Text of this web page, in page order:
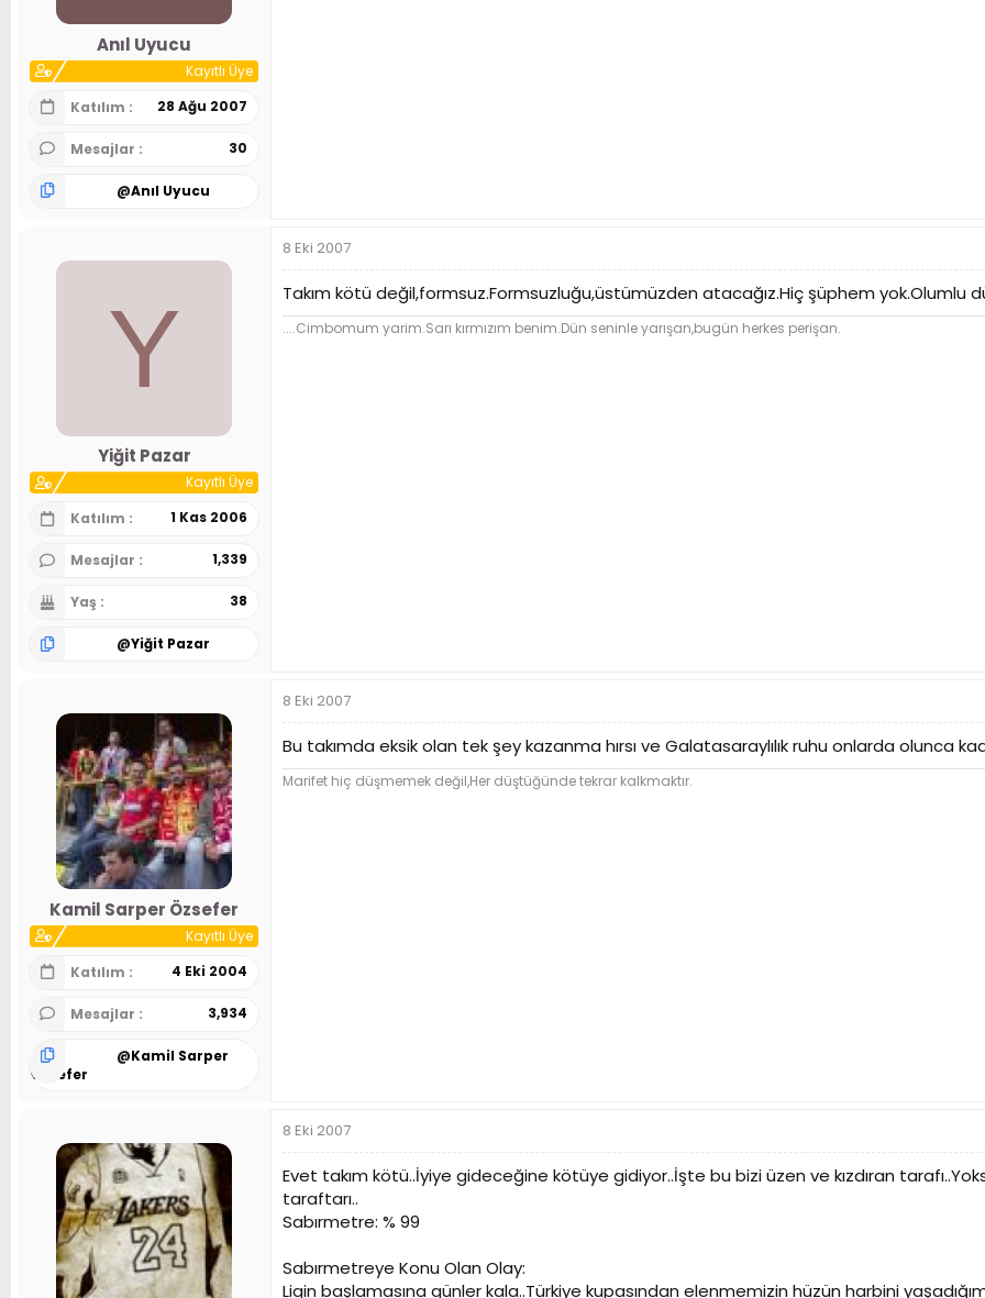
Anıl Uyucu
Kayıtlı Üye
Katılım
28 Ağu 2007
Mesajlar 30
@Anıl Uyucu
Y
Yiğit Pazar
Kayıtlı Üye
Katılım
1 Kas 2006
Mesajlar 1,339
Yaş 38
@Yiğit Pazar
8 Eki 2007
Takım kötü değil,formsuz.Formsuzluğu,üstümüzden atacağız.Hiç şüphem yok.Olumlu
....Cimbomum yarim.Sarı kırmızım benim.Dün seninle yarışan,bugün herkes perişan.
Kamil Sarper Özsefer
Kayıtlı Üye
Katılım
4 Eki 2004
Mesajlar 3,934
@Kamil Sarper
Özsefer
8 Eki 2007
Bu takımda eksik olan tek şey kazanma hırsı ve Galatasaraylılık ruhu onlarda olunca
Marifet hiç düşmemek değil,Her düştüğünde tekrar kalkmaktır.
8 Eki 2007
Evet takım kötü..İyiye gideceğine kötüye gidiyor..İşte bu bizi üzen ve kızdıran
taraftarı..
Sabırmetre: % 99
Sabırmetreye Konu Olan Olay:
Ligin başlamasına günler kala..Türkiye kupasından elenmemizin hüzün harbini